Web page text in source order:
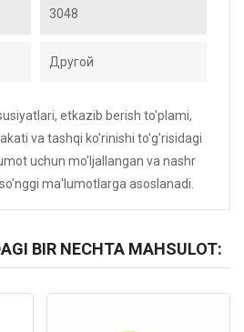
3048
Другой
etkazib berish to'plami,
va tashqi ko'rinishi to'g'risidagi
uchun mo'ljallangan va nashr
ma'lumotlarga asoslanadi.
BIR NECHTA MAHSULOT: